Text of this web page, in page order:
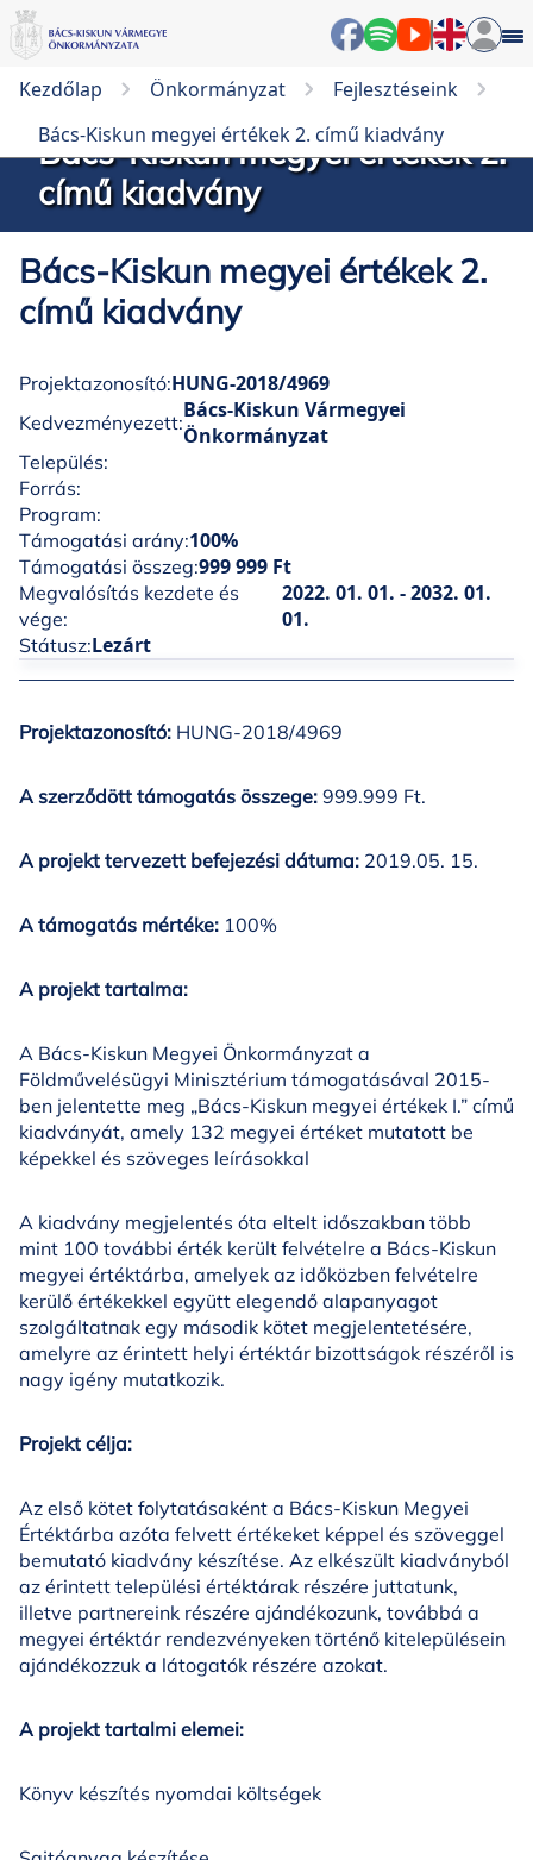
Kezdőlap Önkormányzat
Fejlesztéseink
Bács-Kiskun megyei értékek 2. című kiadvány
Bács-Kiskun megyei értékek 2.
című kiadvány
Bács-Kiskun megyei értékek 2.
című kiadvány
Projektazonosító:HUNG-2018/4969
Kedvezményezett:Bács-Kiskun Vármegyei
Önkormányzat
Település:
Forrás:
Program:
Támogatási arány:100%
Támogatási összeg:999 999 Ft
Megvalósítás kezdete és
vége:
2022. 01. 01. - 2032. 01.
01.
Státusz:Lezárt
Projektazonosító: HUNG-2018/4969
A szerződött támogatás összege: 999.999 Ft.
A projekt tervezett befejezési dátuma: 2019.05. 15.
A támogatás mértéke: 100%
A projekt tartalma:
A Bács-Kiskun Megyei Önkormányzat a
Földművelésügyi Minisztérium támogatásával 2015-
ben jelentette meg „Bács-Kiskun megyei értékek I.” című
kiadványát, amely 132 megyei értéket mutatott be
képekkel és szöveges leírásokkal
A kiadvány megjelentés óta eltelt időszakban több
mint 100 további érték került felvételre a Bács-Kiskun
megyei értéktárba, amelyek az időközben felvételre
kerülő értékekkel együtt elegendő alapanyagot
szolgáltatnak egy második kötet megjelentetésére,
amelyre az érintett helyi értéktár bizottságok részéről is
nagy igény mutatkozik.
Projekt célja:
Az első kötet folytatásaként a Bács-Kiskun Megyei
Értéktárba azóta felvett értékeket képpel és szöveggel
bemutató kiadvány készítése. Az elkészült kiadványból
az érintett települési értéktárak részére juttatunk,
illetve partnereink részére ajándékozunk, továbbá a
megyei értéktár rendezvényeken történő kitelepülésein
ajándékozzuk a látogatók részére azokat.
A projekt tartalmi elemei:
Könyv készítés nyomdai költségek